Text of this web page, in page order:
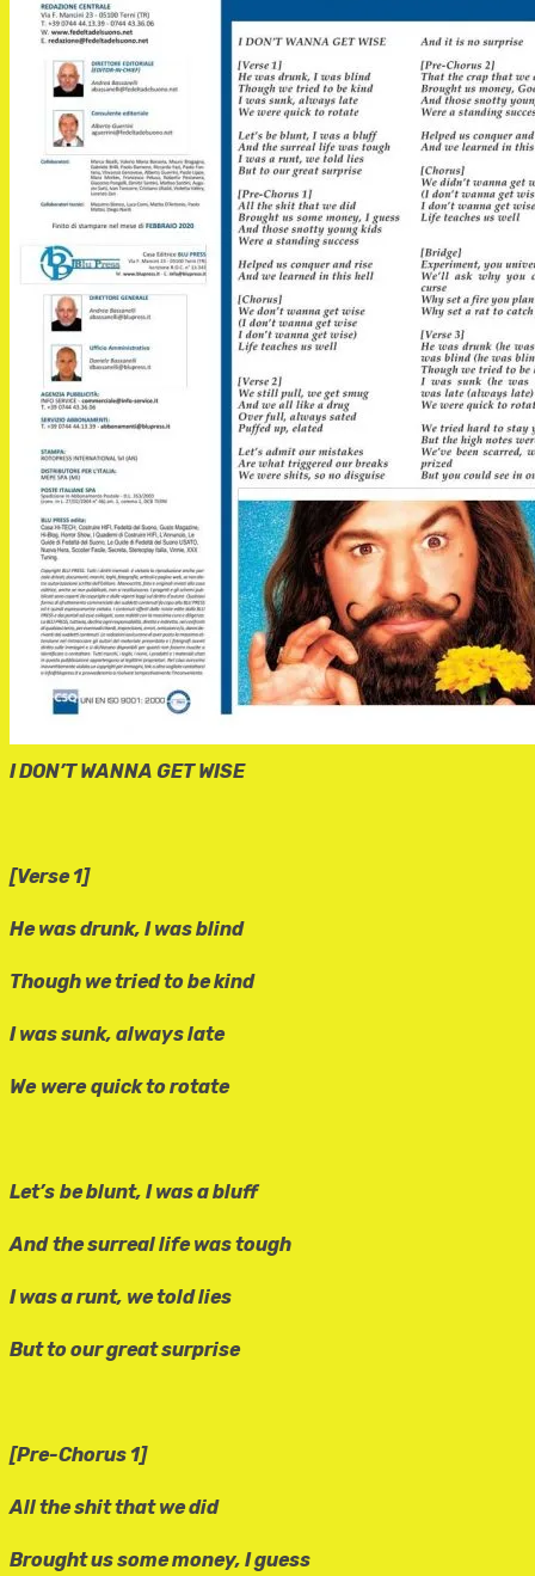
I DON’T WANNA GET WISE
[Verse 1]
He was drunk, I was blind
Though we tried to be kind
I was sunk, always late
We were quick to rotate
Let’s be blunt, I was a bluff
And the surreal life was tough
I was a runt, we told lies
But to our great surprise
[Pre-Chorus 1]
All the shit that we did
Brought us some money, I guess